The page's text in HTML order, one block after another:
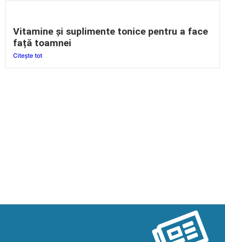
Vitamine și suplimente tonice pentru a face
față toamnei
Citește tot